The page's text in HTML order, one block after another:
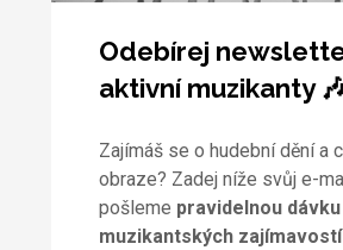
Odebírej
aktivní muzikanty
Zajímáš se o hudební dění a
obraze? Zadej níže svůj e-
pošleme pravidelnou dávku
muzikantských